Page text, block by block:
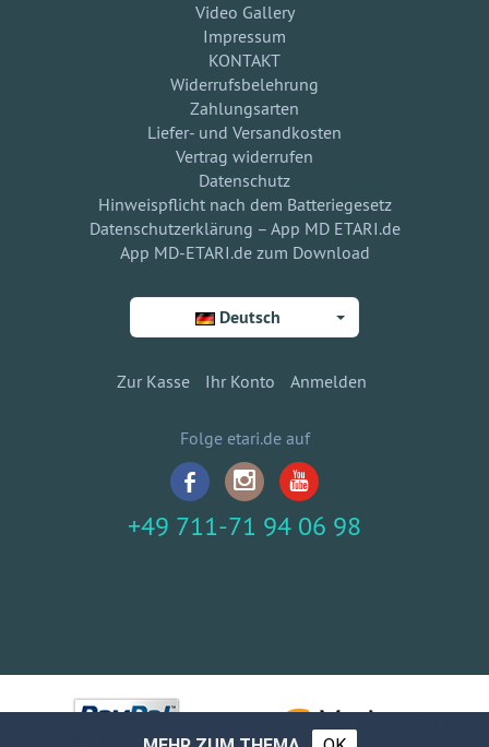
Video Gallery
Impressum
KONTAKT
Widerrufsbelehrung
Zahlungsarten
Liefer- und Versandkosten
Vertrag widerrufen
Datenschutz
Hinweispflicht nach dem Batteriegesetz
Datenschutzerklärung – App MD ETARI.de
App MD-ETARI.de zum Download
Deutsch
Zur Kasse Ihr Konto Anmelden
Folge etari.de auf
+49 711-71 94 06 98